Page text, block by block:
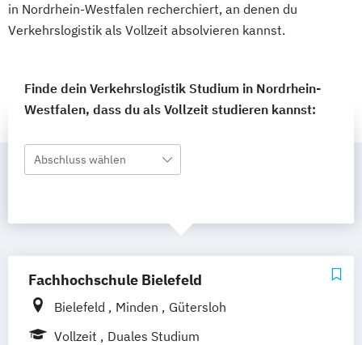
in Nordrhein-Westfalen recherchiert, an denen du
Verkehrslogistik als Vollzeit absolvieren kannst.
Finde dein Verkehrslogistik Studium in Nordrhein-
Westfalen, dass du als Vollzeit studieren kannst:
Abschluss wählen
Fachhochschule Bielefeld
Bielefeld Minden
Gütersloh
Vollzeit
Duales Studium